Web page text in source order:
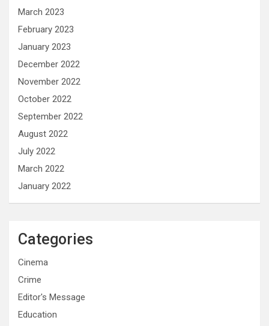
March 2023
February 2023
January 2023
December 2022
November 2022
October 2022
September 2022
August 2022
July 2022
March 2022
January 2022
Categories
Cinema
Crime
Editor's Message
Education